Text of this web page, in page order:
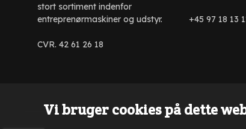
stort sortiment indenfor
entreprenørmaskiner og udstyr.
CVR. 42 61 26 18
+45 97 18 13
Vi bruger cookies på dette